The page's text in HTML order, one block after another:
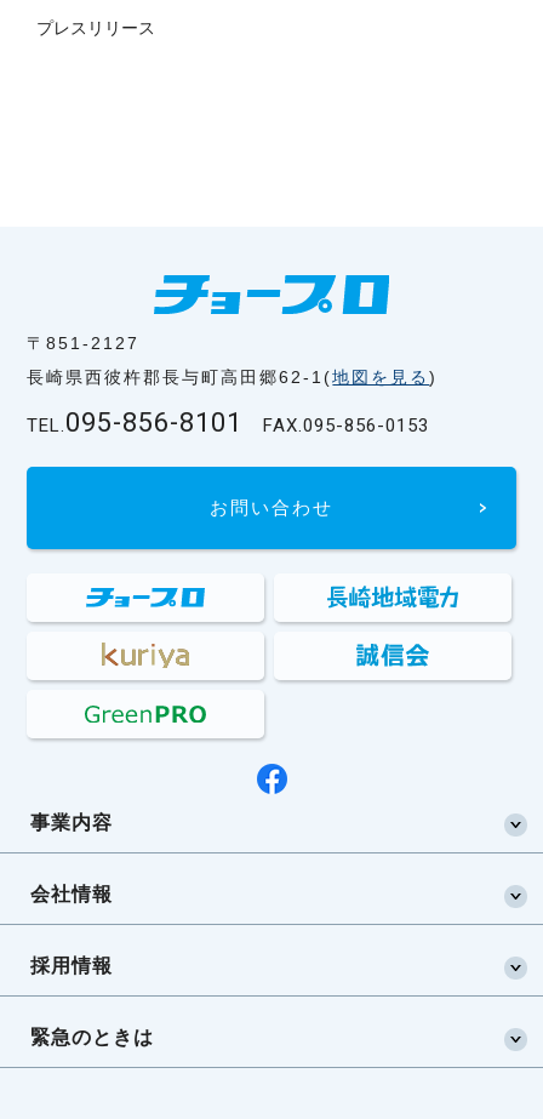
プレスリリース
〒851-2127
長崎県西彼杵郡長与町高田郷62-1(地図を見る)
TEL.095-856-8101 FAX.095-856-0153
お問い合わせ
事業内容
会社情報
採用情報
緊急のときは